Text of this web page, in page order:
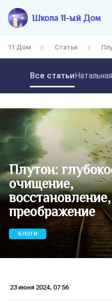
Школа 11-ый Дом
11 Дом Статьи
Все статьи
Плутон:
очищение,
восстановление,
преображение
БЛОГИ
23 июня 2024, 07:56